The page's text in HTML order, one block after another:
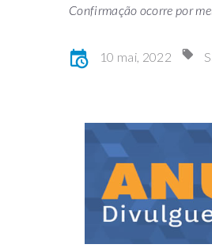
Confirmação ocorre por
10 mai, 2022